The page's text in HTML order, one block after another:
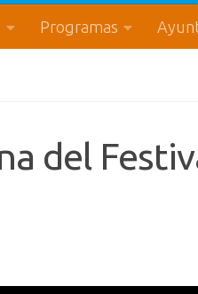
Programas
del